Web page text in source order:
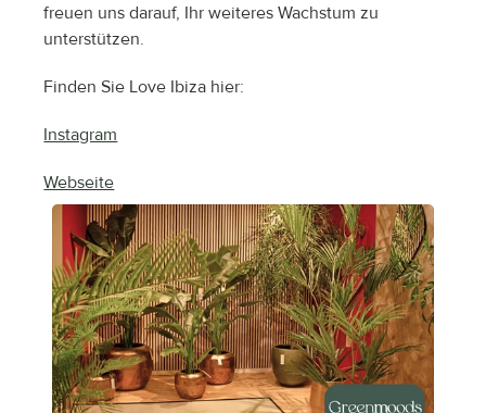
freuen uns darauf, Ihr weiteres Wachstum zu
unterstützen.
Finden Sie Love Ibiza hier:
Instagram
Webseite